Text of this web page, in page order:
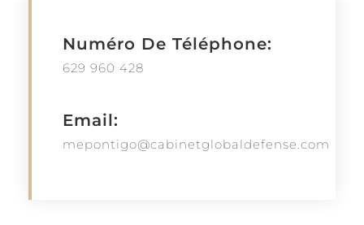
Numéro De Téléphone:
629 960 428
Email:
mepontigo@cabinetglobaldefense.com